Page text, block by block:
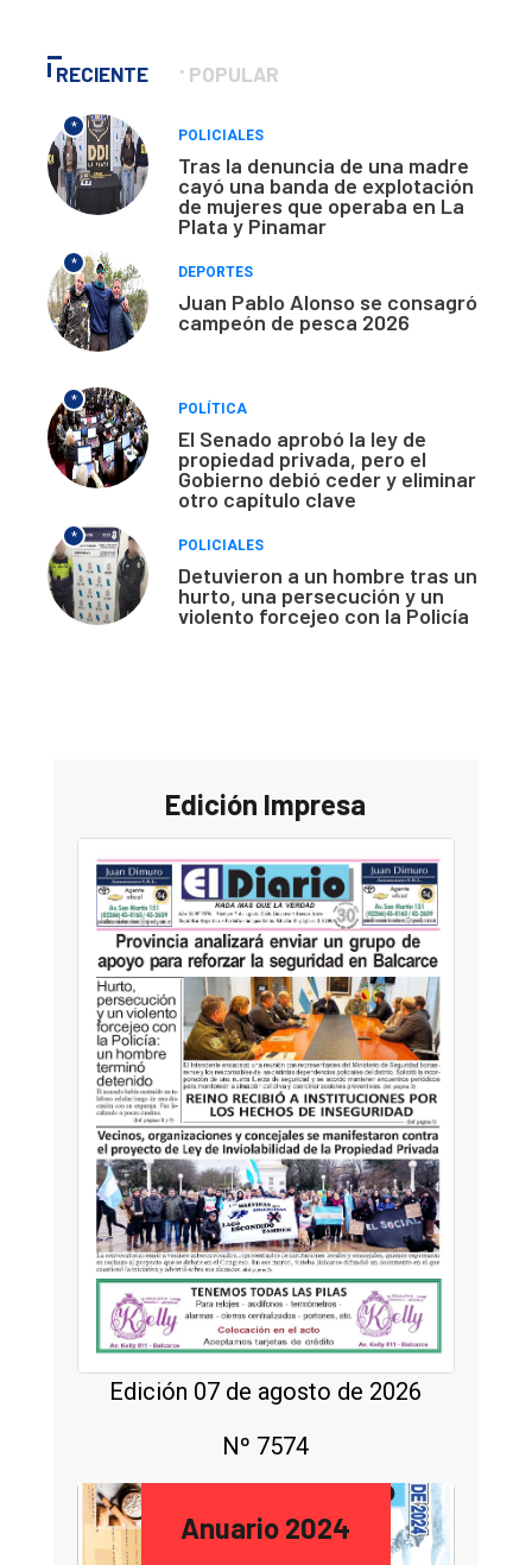
RECIENTE POPULAR
*
POLICIALES
Tras la denuncia de una madre
cayó una banda de explotación
de mujeres que operaba en La
Plata y Pinamar
*
DEPORTES
Juan Pablo Alonso se consagró
campeón de pesca 2026
*
POLÍTICA
El Senado aprobó la ley de
propiedad privada, pero el
Gobierno debió ceder y eliminar
otro capítulo clave
*
POLICIALES
Detuvieron a un hombre tras un
hurto, una persecución y un
violento forcejeo con la Policía
Edición Impresa
Edición 07 de agosto de 2026
Nº 7574
Anuario 2024